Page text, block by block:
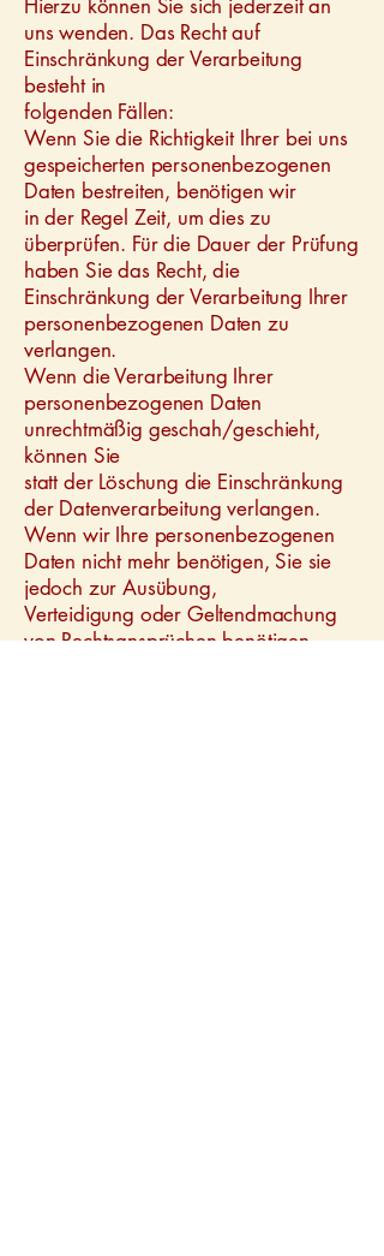
Hierzu können Sie sich jederzeit an
uns wenden. Das Recht auf
Einschränkung der Verarbeitung
besteht in
folgenden Fällen:
Wenn Sie die Richtigkeit Ihrer bei uns
gespeicherten personenbezogenen
Daten bestreiten, benötigen wir
in der Regel Zeit, um dies zu
überprüfen. Für die Dauer der Prüfung
haben Sie das Recht, die
Einschränkung der Verarbeitung Ihrer
personenbezogenen Daten zu
verlangen.
Wenn die Verarbeitung Ihrer
personenbezogenen Daten
unrechtmäßig geschah/geschieht,
können Sie
statt der Löschung die Einschränkung
der Datenverarbeitung verlangen.
Wenn wir Ihre personenbezogenen
Daten nicht mehr benötigen, Sie sie
jedoch zur Ausübung,
Verteidigung oder Geltendmachung
von Rechtsansprüchen benötigen,